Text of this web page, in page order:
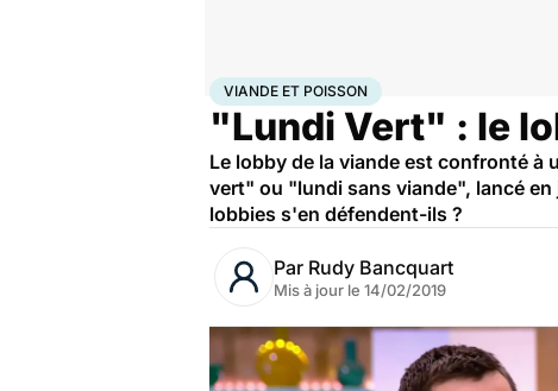
AccueilSantéViande et poisson
VIANDE ET POISSON
"Lundi Vert" : le
Le lobby de la viande est confronté à
vert" ou "lundi sans viande", lancé
lobbies s'en défendent-ils ?
Par Rudy Bancquart
Mis à jour le 14/02/2019